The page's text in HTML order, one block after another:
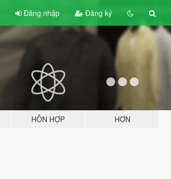
Đăng nhập Đăng ký
HỖN HỢP HƠN